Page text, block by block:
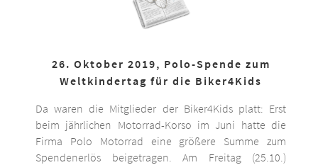
26. Oktober 2019, Polo-Spende zum
Weltkindertag für die Biker4Kids
Da waren die Mitglieder der Biker4Kids platt: Erst
beim jährlichen Motorrad-Korso im Juni hatte die
Firma Polo Motorrad eine größere Summe zum
Spendenerlös beigetragen. Am Freitag (25.10.)